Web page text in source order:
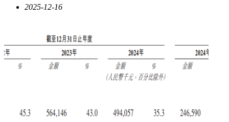
题的潜力。这些措施旨在打破传统认知框架，推动组织文化向
态的进化速度可能超出市场预期，如何在这场变革中抢占先
机，将成为管理者面临的核心课题。
2025-12-16